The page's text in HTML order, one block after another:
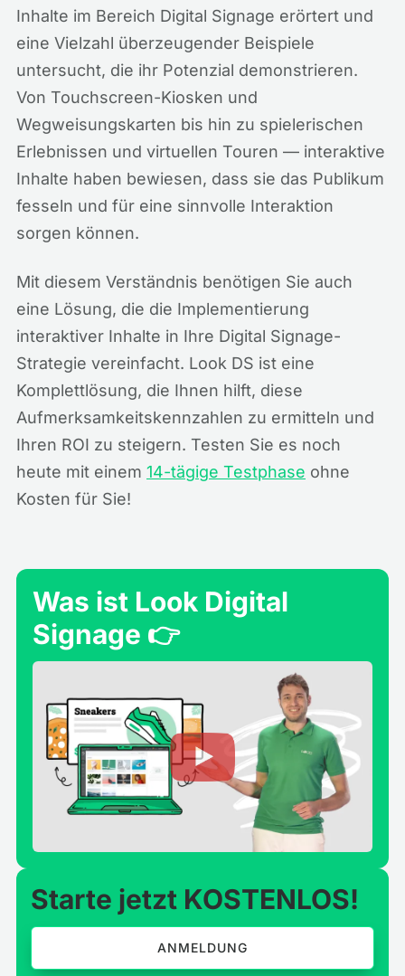
Inhalte im Bereich Digital Signage erörtert und
eine Vielzahl überzeugender Beispiele
untersucht, die ihr Potenzial demonstrieren.
Von Touchscreen-Kiosken und
Wegweisungskarten bis hin zu spielerischen
Erlebnissen und virtuellen Touren — interaktive
Inhalte haben bewiesen, dass sie das Publikum
fesseln und für eine sinnvolle Interaktion
sorgen können.
Mit diesem Verständnis benötigen Sie auch
eine Lösung, die die Implementierung
interaktiver Inhalte in Ihre Digital Signage-
Strategie vereinfacht. Look DS ist eine
Komplettlösung, die Ihnen hilft, diese
Aufmerksamkeitskennzahlen zu ermitteln und
Ihren ROI zu steigern. Testen Sie es noch
heute mit einem 14-tägige Testphase ohne
Kosten für Sie!
Was ist Look Digital
Signage 👉
Starte jetzt KOSTENLOS!
ANMELDUNG